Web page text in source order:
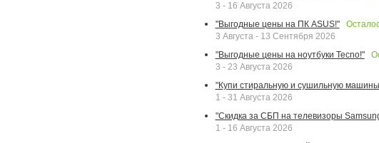
3 - 16 Августа 2026
"Выгодные цены на ПК ASUS!"
3 Августа - 13 Сентября 2026
"Выгодные цены на ноутбуки Tecno!"
3 - 23 Августа 2026
"Купи стиральную и сушильную
1 - 31 Августа 2026
"Скидка за СБП на телевизоры
1 - 16 Августа 2026